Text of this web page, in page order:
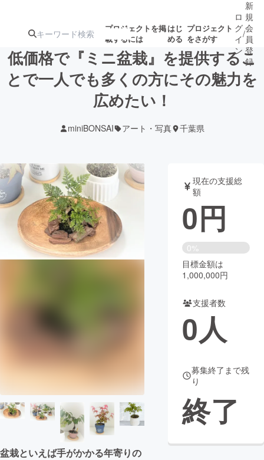
プロジェクトを掲
載するには
はじ
める
プロジェクト
をさがす
注目の新着プロ募集終了が近いプ
テクノロジー・ガジェット
映像・映画 書籍・雑誌
ビジネス・起業 チャレンジ
CAMPFIRE Creation
CAMPFIREふるさと納税
コミュニティ
ロ
グ
イ
ン
/
新
規
会
員
登
録
低価格で『ミニ盆栽』を提供するこ
とで一人でも多くの方にその魅力を
広めたい！
miniBONSAI アート・写真 千葉県
盆栽といえば手がかかる年寄りの
現在の支援総
額
0円
0%
目標金額は
1,000,000円
支援者数
0人
募集終了まで残
り
終了